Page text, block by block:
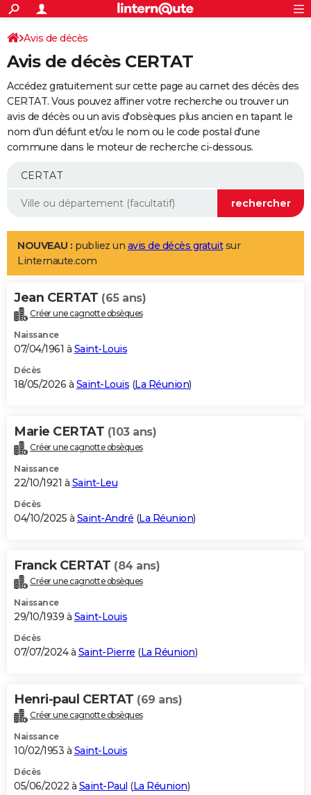
ACTUALITÉS
Politique
Société
Faits Divers
Education
Monde
Villes
+
SPORT
Coupe du monde 2026
Football
Tennis
Cyclisme
Rugby
Forum
Programme TV
TNT
Streaming
Cinéma
Sorties cinéma
Musique
+
FINANCE
Retraite
Epargne
Immobilier
Risques naturels par ville
Banque
Assurance
AUTO
Essais
Réserver un essai
Citadines
Berlines
SUV
Forum auto
+
Mobiles
Meilleur smartphone
Internet
Ordinateurs
Jeux vidéo
Guide high-tech
Aménagement intérieur
LIFESTYLE
Art de vivre
Bien-être
Loisirs
Mode
Modes de vie
Alimentation
Guide de la santé
Maladies
Médicaments
Sommeil
VOYAGE
Destinations
City break
Voyage nature
Voyage de noces
Forum
Climat
+PHOTO
GUIDES D'ACHAT
BONS PLANS
Carte de Noël
Carte Bonne année
Carte Saint-Valentin
Carte Pâques
Carte d'anniversaire
DICTIONNAIRE
Dictionnaire
Biographies
Citations
Expressions
Proverbes
PROGRAMME TV
S'inscrire
Se connecter
Lycées
Collèges
Primaires
Universités
Entreprises
Service militaire
Avis de recherche
AVIS DE DÉCÈS
Bricolage
Lifestyle
Culture
Sport
Auto
Television
Voyage
Cinema
Avis de décès
Avis de décès CERTAT
Accédez gratuitement sur cette page au carnet des décès des
CERTAT. Vous pouvez affiner votre recherche ou trouver un
avis de décès ou un avis d'obsèques plus ancien en tapant le
nom d'un défunt et/ou le nom ou le code postal d'une
commune dans le moteur de recherche ci-dessous.
NOUVEAU : publiez un avis de décès gratuitsur
Linternaute.com
Jean CERTAT (65 ans)
Créer une cagnotte obsèques
Naissance
07/04/1961 à Saint-Louis
Décès
18/05/2026 à Saint-Louis (La Réunion)
Marie CERTAT (103 ans)
Créer une cagnotte obsèques
Naissance
22/10/1921 à Saint-Leu
Décès
04/10/2025 à Saint-André (La Réunion)
Franck CERTAT (84 ans)
Créer une cagnotte obsèques
Naissance
29/10/1939 à Saint-Louis
Décès
07/07/2024 à Saint-Pierre (La Réunion)
Henri-paul CERTAT (69 ans)
Créer une cagnotte obsèques
Naissance
10/02/1953 à Saint-Louis
Décès
05/06/2022 à Saint-Paul (La Réunion)